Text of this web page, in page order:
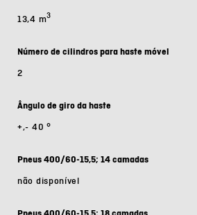
13,4 m3
Número de cilindros para haste móvel
2
Ângulo de giro da haste
+,- 40 °
Pneus 400/60-15,5; 14 camadas
não disponível